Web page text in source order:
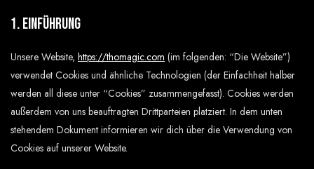
1. Einführung
Unsere Website, https://thomagic.com (im folgenden: “Die Website”)
verwendet Cookies und ähnliche Technologien (der Einfachheit halber
werden all diese unter “Cookies” zusammengefasst). Cookies werden
außerdem von uns beauftragten Drittparteien platziert. In dem unten
stehendem Dokument informieren wir dich über die Verwendung von
Cookies auf unserer Website.